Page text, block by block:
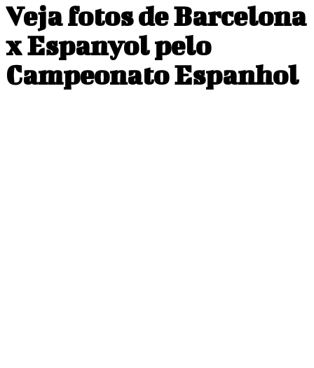
Veja fotos de Barcelona
x Espanyol pelo
Campeonato Espanhol